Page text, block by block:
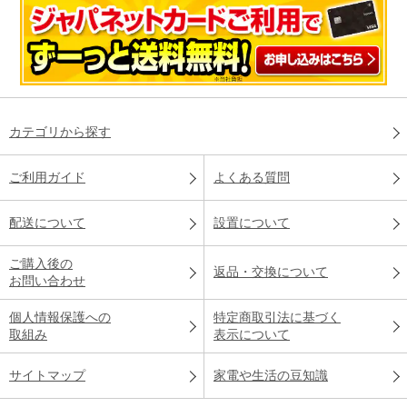
カテゴリから探す
ご利用ガイド よくある質問
配送について 設置について
ご購入後の
お問い合わせ
返品・交換について
個人情報保護への
取組み
特定商取引法に基づく
表示について
サイトマップ 家電や生活の豆知識